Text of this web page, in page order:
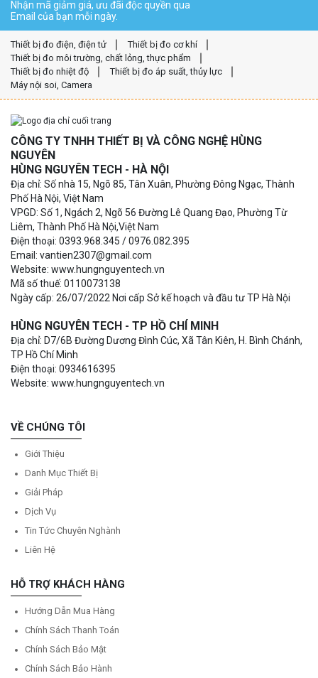
Nhận mã giảm giá, ưu đãi độc quyền qua
Email của bạn mỗi ngày.
Thiết bị đo điện, điện tử
Thiết bị đo cơ khí
Thiết bị đo môi trường, chất lỏng, thực phẩm
Thiết bị đo nhiệt độ
Thiết bị đo áp suất, thủy lực
Máy nội soi, Camera
CÔNG TY TNHH THIẾT BỊ VÀ CÔNG NGHỆ HÙNG
NGUYÊN
HÙNG NGUYÊN TECH - HÀ NỘI
Địa chỉ: Số nhà 15, Ngõ 85, Tân Xuân, Phường Đông Ngạc, Thành
Phố Hà Nội, Việt Nam
VPGD: Số 1, Ngách 2, Ngõ 56 Đường Lê Quang Đạo, Phường Từ
Liêm, Thành Phố Hà Nội,Việt Nam
Điện thoại: 0393.968.345 / 0976.082.395
Email: vantien2307@gmail.com
Website: www.hungnguyentech.vn
Mã số thuế: 0110073138
Ngày cấp: 26/07/2022 Nơi cấp Sở kế hoạch và đầu tư TP Hà Nội
HÙNG NGUYÊN TECH - TP HỒ CHÍ MINH
Địa chỉ: D7/6B Đường Dương Đình Cúc, Xã Tân Kiên, H. Bình Chánh,
TP Hồ Chí Minh
Điện thoại: 0934616395
Website: www.hungnguyentech.vn
VỀ CHÚNG TÔI
Giới Thiệu
Danh Mục Thiết Bị
Giải Pháp
Dịch Vụ
Tin Tức Chuyên Nghành
Liên Hệ
HỖ TRỢ KHÁCH HÀNG
Hướng Dẫn Mua Hàng
Chính Sách Thanh Toán
Chính Sách Bảo Mật
Chính Sách Bảo Hành